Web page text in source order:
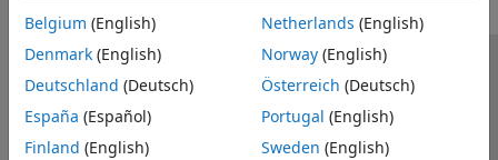
Belgium (English)
Denmark (English)
Deutschland (Deutsch)
España (Español)
Finland (English)
Netherlands (English)
Norway(English)
Österreich (Deutsch)
Portugal (English)
Sweden (English)
信任中心 商标 隐私政策 防盗版
应用程序状态
联系我们
© 1994-2026 The MathWorks, Inc.